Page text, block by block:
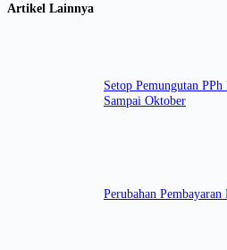
Artikel Lainnya
Setop Pemungutan
Sampai Oktober
Perubahan